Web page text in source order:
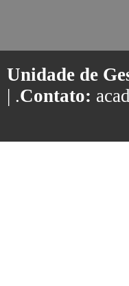
Unidade de
| .Contato: